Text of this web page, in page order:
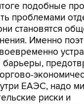
подобные
проблемами
становятся
Именно
ЕАЭС, надо
риски и